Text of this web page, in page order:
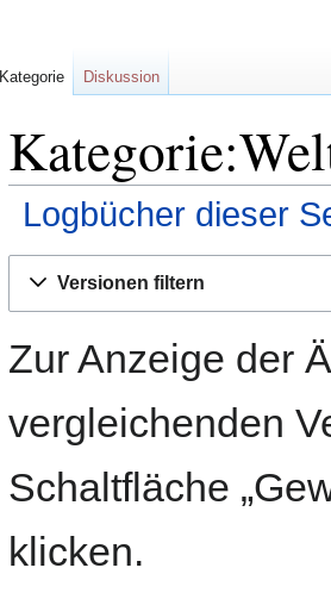
Logbücher dieser
Navigation
Suche
Versionen filtern
Zur Anzeige der
vergleichenden
Schaltfläche
klicken.
Kategorie Diskussion